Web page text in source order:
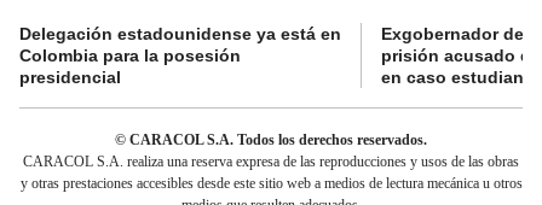
Delegación estadounidense ya está en
Colombia para la posesión
presidencial
Exgobernador de
prisión acusado
en caso
© CARACOL S.A. Todos los derechos reservados.
CARACOL S.A. realiza una reserva expresa de las reproducciones y usos de las obras
y otras prestaciones accesibles desde este sitio web a medios de lectura mecánica u otros